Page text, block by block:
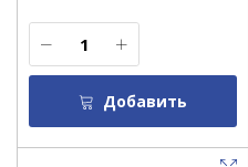
Добавить